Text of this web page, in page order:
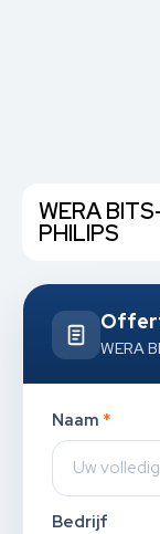
WERA
PHILIPS
WERA
Naam *
Bedrijf